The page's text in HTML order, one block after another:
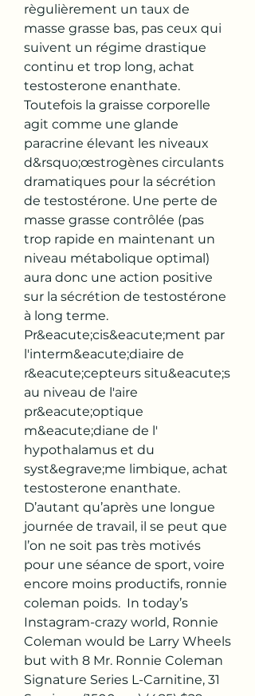
règulièrement un taux de
masse grasse bas, pas ceux qui
suivent un régime drastique
continu et trop long, achat
testosterone enanthate.
Toutefois la graisse corporelle
agit comme une glande
paracrine élevant les niveaux
d&rsquo;œstrogènes circulants
dramatiques pour la sécrétion
de testostérone. Une perte de
masse grasse contrôlée (pas
trop rapide en maintenant un
niveau métabolique optimal)
aura donc une action positive
sur la sécrétion de testostérone
à long terme.
Pr&eacute;cis&eacute;ment par
l'interm&eacute;diaire de
r&eacute;cepteurs situ&eacute;s
au niveau de l'aire
pr&eacute;optique
m&eacute;diane de l'
hypothalamus et du
syst&egrave;me limbique, achat
testosterone enanthate.
D’autant qu’après une longue
journée de travail, il se peut que
l’on ne soit pas très motivés
pour une séance de sport, voire
encore moins productifs, ronnie
coleman poids.  In today’s
Instagram-crazy world, Ronnie
Coleman would be Larry Wheels
but with 8 Mr. Ronnie Coleman
Signature Series L-Carnitine, 31